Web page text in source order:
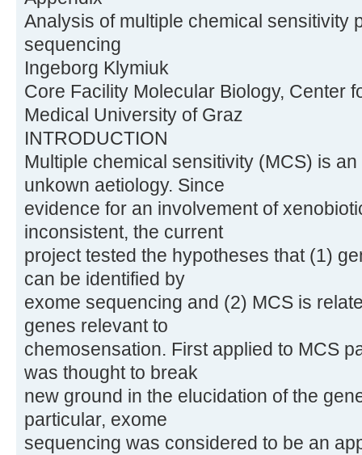
Analysis of multiple chemical sensitivity
sequencing
Ingeborg Klymiuk
Core Facility Molecular Biology, Center
Medical University of Graz
INTRODUCTION
Multiple chemical sensitivity (MCS) is
unkown aetiology. Since
evidence for an involvement of
inconsistent, the current
project tested the hypotheses that (1)
can be identified by
exome sequencing and (2) MCS is
genes relevant to
chemosensation. First applied to MCS
was thought to break
new ground in the elucidation of the
particular, exome
sequencing was considered to be an